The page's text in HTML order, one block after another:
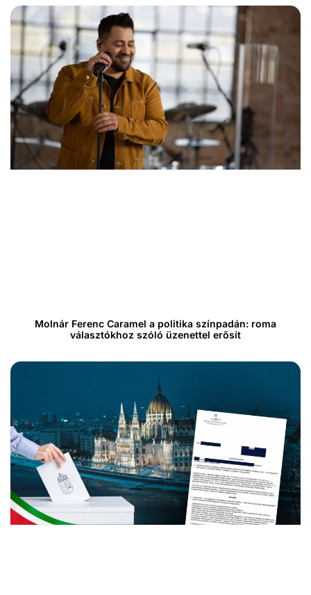
Molnár Ferenc Caramel a politika színpadán: roma
választókhoz szóló üzenettel erősít